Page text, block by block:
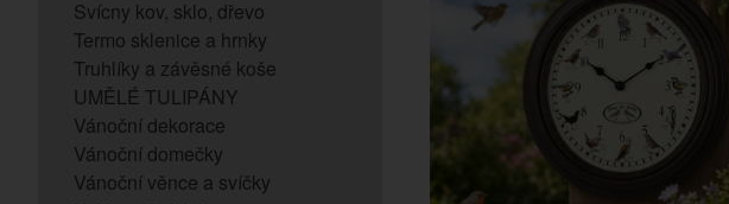
Svícny kov, sklo, dřevo
Termo sklenice a hrnky
Truhlíky a závěsné koše
UMĚLÉ TULIPÁNY
Vánoční dekorace
Vánoční domečky
Vánoční věnce a svíčky